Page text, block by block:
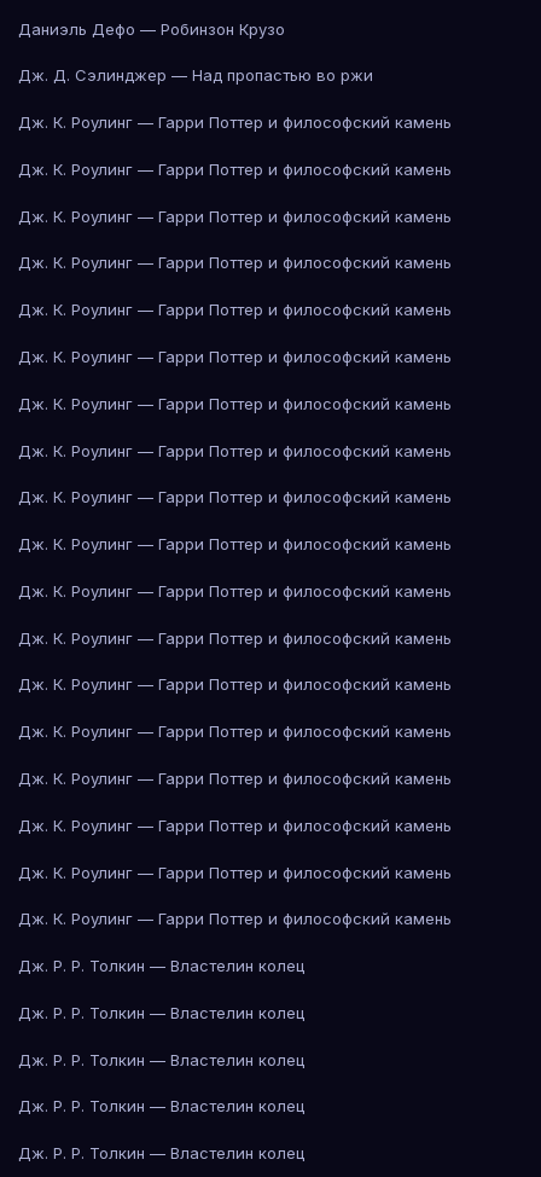
Даниэль Дефо — Робинзон Крузо
Дж. Д. Сэлинджер — Над пропастью во ржи
Дж. К. Роулинг — Гарри Поттер и философский камень
Дж. К. Роулинг — Гарри Поттер и философский камень
Дж. К. Роулинг — Гарри Поттер и философский камень
Дж. К. Роулинг — Гарри Поттер и философский камень
Дж. К. Роулинг — Гарри Поттер и философский камень
Дж. К. Роулинг — Гарри Поттер и философский камень
Дж. К. Роулинг — Гарри Поттер и философский камень
Дж. К. Роулинг — Гарри Поттер и философский камень
Дж. К. Роулинг — Гарри Поттер и философский камень
Дж. К. Роулинг — Гарри Поттер и философский камень
Дж. К. Роулинг — Гарри Поттер и философский камень
Дж. К. Роулинг — Гарри Поттер и философский камень
Дж. К. Роулинг — Гарри Поттер и философский камень
Дж. К. Роулинг — Гарри Поттер и философский камень
Дж. К. Роулинг — Гарри Поттер и философский камень
Дж. К. Роулинг — Гарри Поттер и философский камень
Дж. К. Роулинг — Гарри Поттер и философский камень
Дж. К. Роулинг — Гарри Поттер и философский камень
Дж. Р. Р. Толкин — Властелин колец
Дж. Р. Р. Толкин — Властелин колец
Дж. Р. Р. Толкин — Властелин колец
Дж. Р. Р. Толкин — Властелин колец
Дж. Р. Р. Толкин — Властелин колец